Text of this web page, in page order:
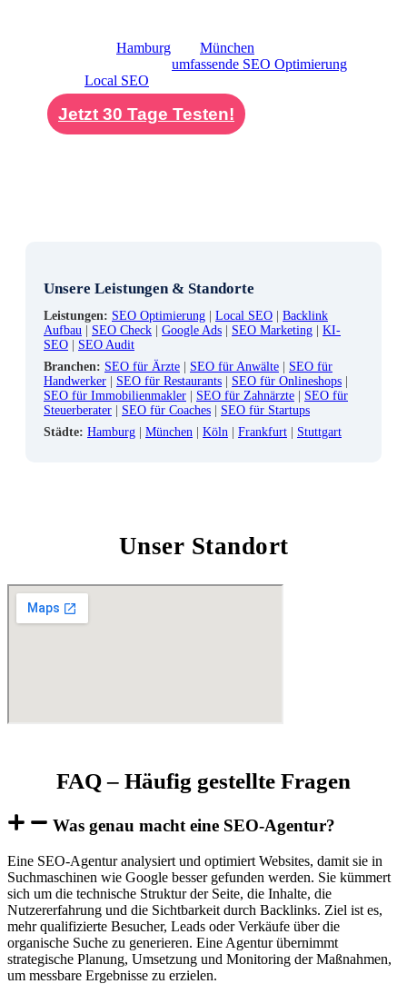
Hamburg München
umfassende SEO Optimierung
Local SEO
Jetzt 30 Tage Testen!
Unsere Leistungen & Standorte
Leistungen: SEO Optimierung | Local SEO | Backlink
Aufbau | SEO Check | Google Ads | SEO Marketing | KI-
SEO | SEO Audit
Branchen: SEO für Ärzte | SEO für Anwälte | SEO für
Handwerker | SEO für Restaurants | SEO für Onlineshops |
SEO für Immobilienmakler | SEO für Zahnärzte | SEO für
Steuerberater | SEO für Coaches | SEO für Startups
Städte: Hamburg | München | Köln | Frankfurt | Stuttgart
Unser Standort
FAQ – Häufig gestellte Fragen
Was genau macht eine SEO-Agentur?
Eine SEO-Agentur analysiert und optimiert Websites, damit sie in
Suchmaschinen wie Google besser gefunden werden. Sie kümmert
sich um die technische Struktur der Seite, die Inhalte, die
Nutzererfahrung und die Sichtbarkeit durch Backlinks. Ziel ist es,
mehr qualifizierte Besucher, Leads oder Verkäufe über die
organische Suche zu generieren. Eine Agentur übernimmt
strategische Planung, Umsetzung und Monitoring der Maßnahmen,
um messbare Ergebnisse zu erzielen.